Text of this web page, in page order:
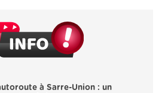
à Sarre-Union : un